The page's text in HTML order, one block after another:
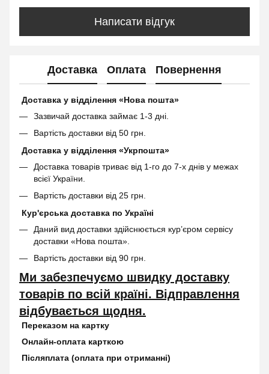
Написати відгук
Доставка Оплата Повернення
Доставка у відділення «Нова пошта»
Зазвичай доставка займає 1-3 дні.
Вартість доставки від 50 грн.
Доставка у відділення «Укрпошта»
Доставка товарів триває від 1-го до 7-х днів у межах
всієї України.
Вартість доставки від 25 грн.
Кур'єрська доставка по Україні
Даний вид доставки здійснюється кур’єром сервісу
доставки «Нова пошта».
Вартість доставки від 90 грн.
Ми забезпечуємо швидку доставку
товарів по всій країні. Відправлення
відбувається щодня.
Переказом на картку
Онлайн-оплата карткою
Післяплата (оплата при отриманні)